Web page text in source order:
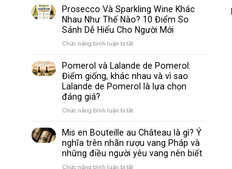
giống
nho
trắng
làm
biến
nhất
thế
Prosecco Và Sparkling Wine Khác
Nhau Như Thế Nào? 10 Điểm So
Sánh Dễ Hiểu Cho Người Mới
Chức năng bình luận bị tắtở
Và
Sparkling
Wine
Khác
10
Điểm
So
Pomerol và Lalande de Pomerol:
Điểm giống, khác nhau và vì sao
Lalande de Pomerol là lựa chọn
đáng giá?
Chức năng bình luận bị tắtở
Lalande
de
Pomerol:
Mis en Bouteille au Château là gì? Ý
nghĩa trên nhãn rượu vang Pháp và
những điều người yêu vang nên biết
Chức năng bình luận bị tắtở